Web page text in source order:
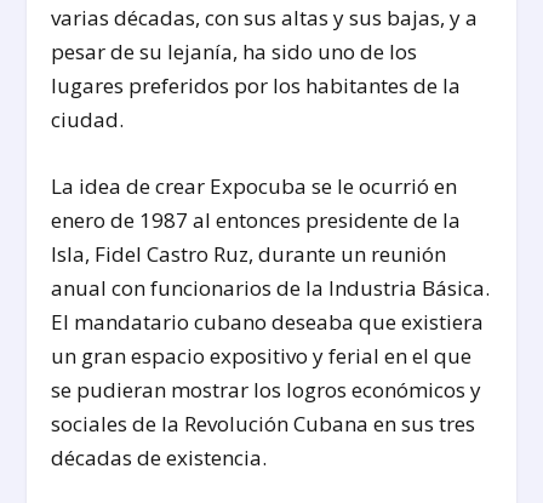
varias décadas, con sus altas y sus bajas, y a
pesar de su lejanía, ha sido uno de los
lugares preferidos por los habitantes de la
ciudad.
La idea de crear Expocuba se le ocurrió en
enero de 1987 al entonces presidente de la
Isla, Fidel Castro Ruz, durante un reunión
anual con funcionarios de la Industria Básica.
El mandatario cubano deseaba que existiera
un gran espacio expositivo y ferial en el que
se pudieran mostrar los logros económicos y
sociales de la Revolución Cubana en sus tres
décadas de existencia.